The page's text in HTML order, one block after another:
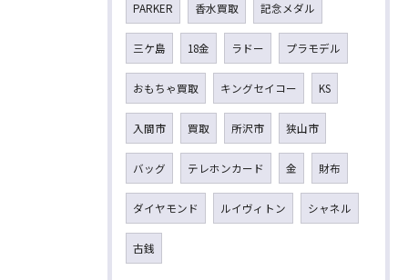
PARKER 香水買取 記念メダル
三ケ島 18金 ラドー プラモデル
おもちゃ買取 キングセイコー KS
入間市 買取 所沢市 狭山市
バッグ テレホンカード 金 財布
ダイヤモンド ルイヴィトン シャネル
古銭